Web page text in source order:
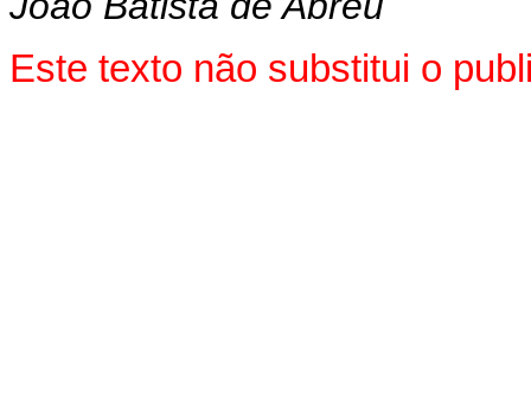
Este texto não substitui o